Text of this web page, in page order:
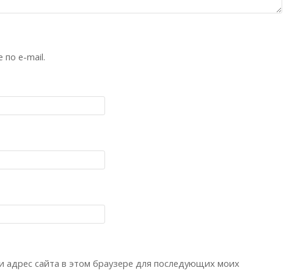
по e-mail.
адрес сайта в этом браузере для последующих моих